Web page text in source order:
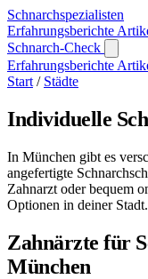
Schnarchspezialisten
Erfahrungsberichte
Schnarch-Check
Erfahrungsberichte
Start / Städte
Individuelle
In München gibt es
angefertigte
Zahnarzt oder bequem
Optionen in deiner Stadt.
Zahnärzte für
München